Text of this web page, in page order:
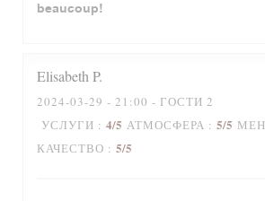
beaucoup!
ElisabethP
2024-03-29 - 21:00 - ГОСТИ 2
УСЛУГИ : 4/5 АТМОСФЕРА : 5/5
КАЧЕСТВО : 5/5